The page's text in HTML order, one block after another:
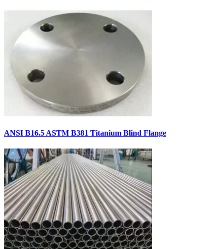
ANSI B16.5 ASTM B381 Titanium Blind Flange